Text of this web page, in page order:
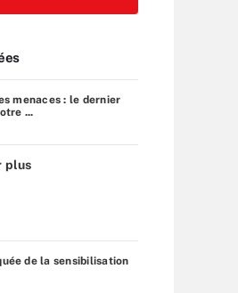
menaces : le dernier
...
plus
de la sensibilisation